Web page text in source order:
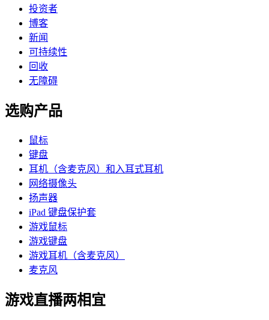
投资者
博客
新闻
可持续性
回收
无障碍
选购产品
鼠标
键盘
耳机（含麦克风）和入耳式耳机
网络摄像头
扬声器
iPad 键盘保护套
游戏鼠标
游戏键盘
游戏耳机（含麦克风）
麦克风
游戏直播两相宜